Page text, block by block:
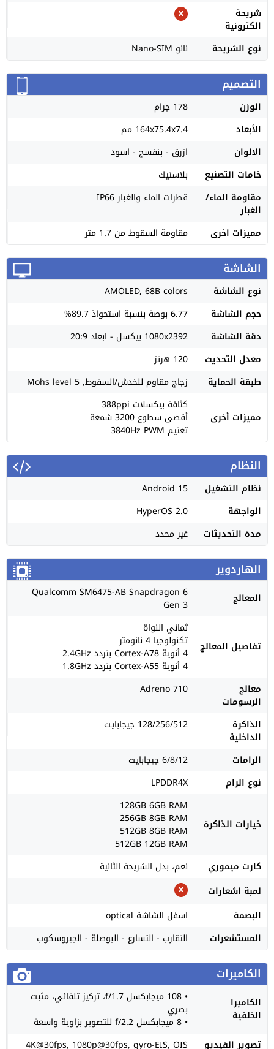
شريحة
الكترونية
نوع الشريحة
نانو Nano-SIM
التصميم
الوزن
178 جرام
الأبعاد
164x75.4x7.4 مم
الالوان
ازرق - بنفسج - اسود
خامات التصنيع
بلاستيك
مقاومة الماء/
الغبار
قطرات الماء والغبار IP66
مميزات اخرى مقاومة السقوط من 1.7 متر
الشاشة
نوع الشاشة
AMOLED, 68B colors
حجم الشاشة
6.77 بوصة بنسبة استحواذ 89.7%
دقة الشاشة
1080x2392 بيكسل - ابعاد 20:9
معدل التحديث
120 هرتز
طبقة الحماية
زجاج مقاوم للخدش/السقوط, Mohs level 5
مميزات أخرى
كثافة بيكسلات 388ppi
أقصى سطوع 3200 شمعة
تعتيم 3840Hz PWM
النظام
نظام التشغيل
Android 15
الواجهة
HyperOS 2.0
مدة التحديثات
غير محدد
الهاردوير
المعالج Qualcomm SM6475-AB Snapdragon 6
Gen 3
تفاصيل المعالج
ثماني النواة
تكنولوجيا 4 نانومتر
4 أنوية Cortex-A78 بتردد 2.4GHz
4 أنوية Cortex-A55 بتردد 1.8GHz
معالج
الرسومات
Adreno 710
الذاكرة
الداخلية
128/256/512 جيجابايت
الرامات
6/8/12 جيجابايت
نوع الرام
LPDDR4X
خيارات الذاكرة
128GB 6GB RAM
256GB 8GB RAM
512GB 8GB RAM
512GB 12GB RAM
كارت ميموري
نعم، بدل الشريحة الثانية
لمبة اشعارات
البصمة
اسفل الشاشة optical
المستشعرات
التقارب - التسارع - البوصلة - الجيروسكوب
الكاميرات
الكاميرا
الخلفية
• 108 ميجابكسل f/1.7، تركيز تلقائي، مثبت
بصري
• 8 ميجابكسل f/2.2 للتصوير بزاوية واسعة
تصوير الفيديو
4K@30fps, 1080p@30fps, gyro-EIS, OIS